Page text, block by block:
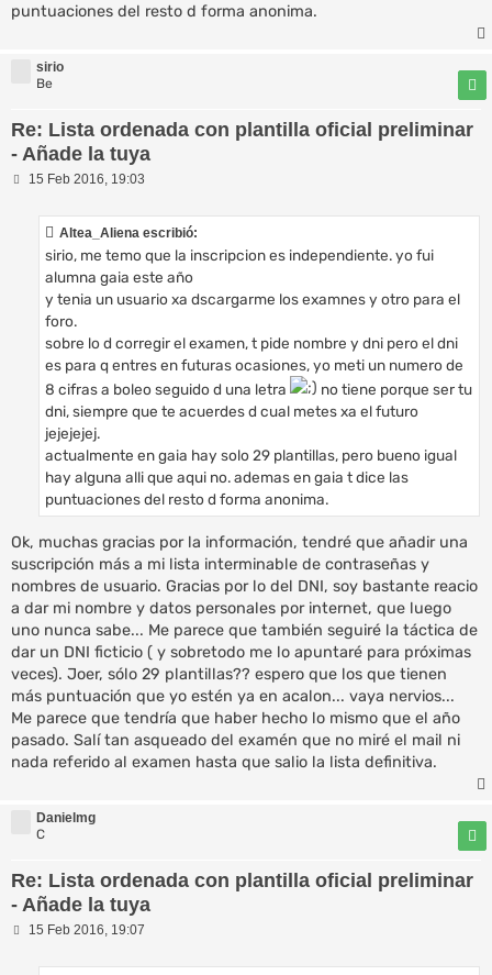
puntuaciones del resto d forma anonima.
sirio
Be
Re: Lista ordenada con plantilla oficial preliminar
- Añade la tuya
M15 Feb 2016, 19:03
Altea_Aliena escribió:
sirio, me temo que la inscripcion es independiente. yo fui
alumna gaia este año
y tenia un usuario xa dscargarme los examnes y otro para el
foro.
sobre lo d corregir el examen, t pide nombre y dni pero el dni
es para q entres en futuras ocasiones, yo meti un numero de
8 cifras a boleo seguido d una letra
no tiene porque ser tu
dni, siempre que te acuerdes d cual metes xa el futuro
jejejejej.
actualmente en gaia hay solo 29 plantillas, pero bueno igual
hay alguna alli que aqui no. ademas en gaia t dice las
puntuaciones del resto d forma anonima.
Ok, muchas gracias por la información, tendré que añadir una
suscripción más a mi lista interminable de contraseñas y
nombres de usuario. Gracias por lo del DNI, soy bastante reacio
a dar mi nombre y datos personales por internet, que luego
uno nunca sabe... Me parece que también seguiré la táctica de
dar un DNI ficticio ( y sobretodo me lo apuntaré para próximas
veces). Joer, sólo 29 plantillas?? espero que los que tienen
más puntuación que yo estén ya en acalon... vaya nervios...
Me parece que tendría que haber hecho lo mismo que el año
pasado. Salí tan asqueado del examén que no miré el mail ni
nada referido al examen hasta que salio la lista definitiva.
Danielmg
C
Re: Lista ordenada con plantilla oficial preliminar
- Añade la tuya
M15 Feb 2016, 19:07